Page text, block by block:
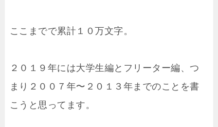
ここまでで累計１０万文字。
２０１９年には大学生編とフリーター編、つ
まり２００７年〜２０１３年までのことを書
こうと思ってます。